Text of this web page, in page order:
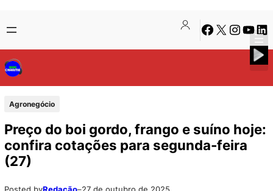
para
o
conteúdo
to
content
Facebook
X Instagram
Agronegócio
Preço do boi gordo, frango e suíno hoje:
confira cotações para segunda-feira
(27)